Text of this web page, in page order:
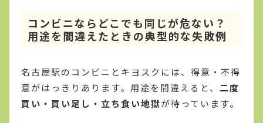
コンビニならどこでも同じが危ない？
用途を間違えたときの典型的な失敗例
名古屋駅のコンビニとキヨスクには、得意・不得
意がはっきりあります。用途を間違えると、 二度
買い・買い足し・立ち食い地獄が待っています。